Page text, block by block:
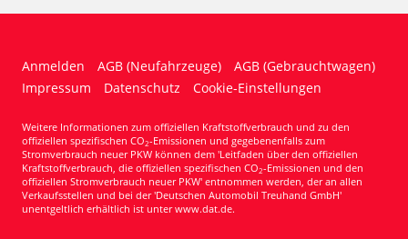
Anmelden AGB (Neufahrzeuge)
AGB (Gebrauchtwagen)
Impressum
Datenschutz Cookie-Einstellungen
Weitere Informationen zum offiziellen Kraftstoffverbrauch und zu den
offiziellen spezifischen CO2-Emissionen und gegebenenfalls zum
Stromverbrauch neuer PKW können dem 'Leitfaden über den offiziellen
Kraftstoffverbrauch, die offiziellen spezifischen CO2-Emissionen und den
offiziellen Stromverbrauch neuer PKW' entnommen werden, der an allen
Verkaufsstellen und bei der 'Deutschen Automobil Treuhand GmbH'
unentgeltlich erhältlich ist unter www.dat.de.